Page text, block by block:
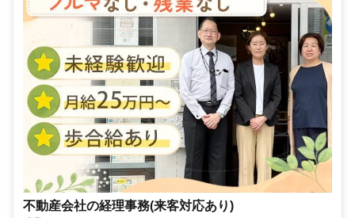
不動産会社の経理事務(来客対応あり)